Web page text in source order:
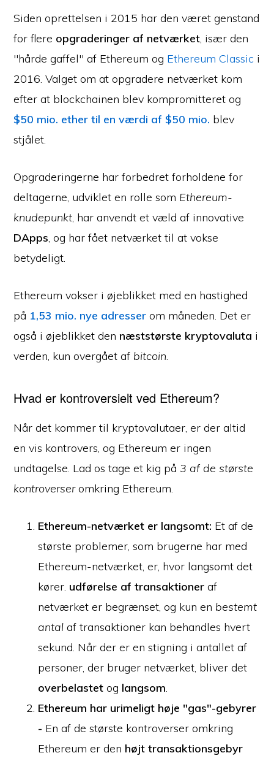
Siden oprettelsen i 2015 har den været genstand
for flere opgraderinger af netværket, især den
"hårde gaffel" af Ethereum og Ethereum Classic i
2016. Valget om at opgradere netværket kom
efter at blockchainen blev kompromitteret og
$50 mio. ether til en værdi af $50 mio. blev
stjålet.
Opgraderingerne har forbedret forholdene for
deltagerne, udviklet en rolle som Ethereum-
knudepunkt, har anvendt et væld af innovative
DApps, og har fået netværket til at vokse
betydeligt.
Ethereum vokser i øjeblikket med en hastighed
på 1,53 mio. nye adresser om måneden. Det er
også i øjeblikket den næststørste kryptovaluta i
verden, kun overgået af bitcoin.
Hvad er kontroversielt ved Ethereum?
Når det kommer til kryptovalutaer, er der altid
en vis kontrovers, og Ethereum er ingen
undtagelse. Lad os tage et kig på 3 af de største
kontroverseromkring Ethereum.
Ethereum-netværket er langsomt: Et af de
største problemer, som brugerne har med
Ethereum-netværket, er, hvor langsomt det
kører. udførelse af transaktioner af
netværket er begrænset, og kun en bestemt
antal af transaktioner kan behandles hvert
sekund. Når der er en stigning i antallet af
personer, der bruger netværket, bliver det
overbelastet og langsom.
Ethereum har urimeligt høje "gas"-gebyrer
- En af de største kontroverser omkring
Ethereum er den højt transaktionsgebyr